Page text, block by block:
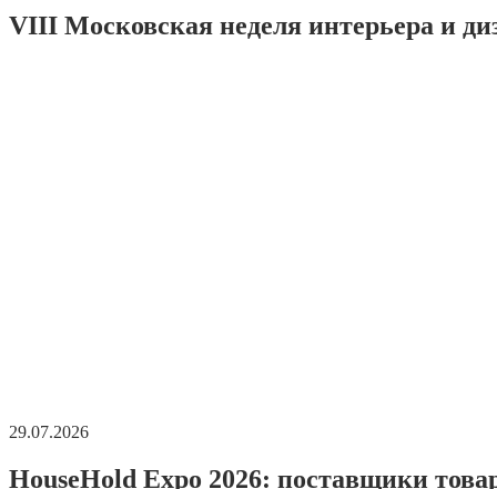
VIII Московская неделя интерьера и
29.07.2026
HouseHold Expo 2026: поставщики